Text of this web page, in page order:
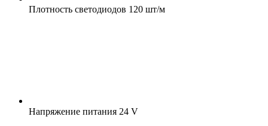
Плотность светодиодов 120 шт/м
Напряжение питания 24 V